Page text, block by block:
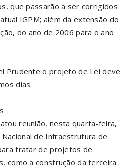
que passarão a ser corrigidos
IGPM; além da extensão do
do ano de 2006 para o ano
Prudente o projeto de Lei deve
dias.
reunião, nesta quarta-feira,
de Infraestrutura de
tratar de projetos de
como a construção da terceira